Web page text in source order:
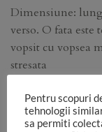
Dimensiune:
verso. O fata este
vopsit cu vopsea
stresata
Tip fundal:
Material: canvas
Pentru scopuri
tehnologii
sa permiti